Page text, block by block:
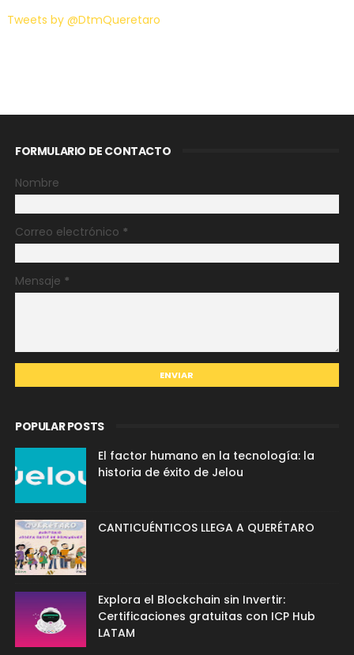
Tweets by @DtmQueretaro
FORMULARIO DE CONTACTO
Nombre
Correo electrónico *
Mensaje *
POPULAR POSTS
El factor humano en la tecnología: la
historia de éxito de Jelou
CANTICUÉNTICOS LLEGA A QUERÉTARO
Explora el Blockchain sin Invertir:
Certificaciones gratuitas con ICP Hub
LATAM